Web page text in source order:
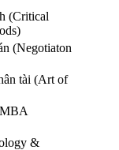
(Critical
(Negotiaton
tài (Art of
&